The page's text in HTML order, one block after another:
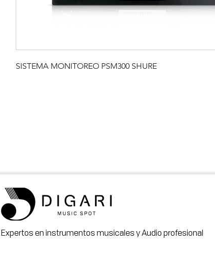
SISTEMA MONITOREO PSM300 SHURE
Expertos en instrumentos musicales y Audio profesional